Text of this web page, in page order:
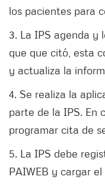
los pacientes para
3. La IPS agenda y
que que citó, esta
y actualiza la
4. Se realiza la
parte de la IPS. En
programar cita de
5. La IPS debe
PAIWEB y cargar